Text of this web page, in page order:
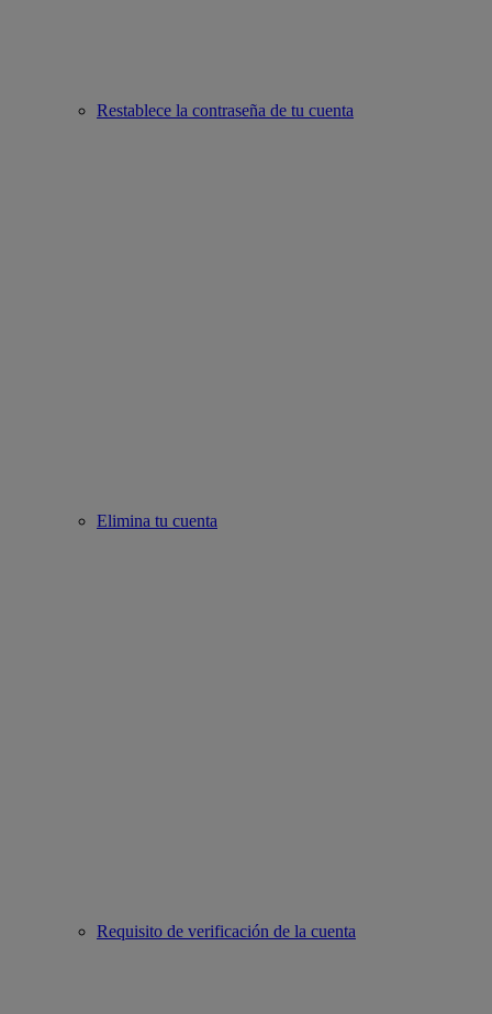
Restablece la contraseña de tu cuenta
Elimina tu cuenta
Requisito de verificación de la cuenta